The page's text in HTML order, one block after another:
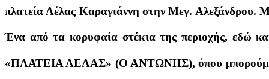
πλατεία Λέλας Καραγιάννη στην Μεγ.
Ένα από τα κορυφαία στέκια της περιοχής, εδώ
«ΠΛΑΤΕΙΑ ΛΕΛΑΣ» (Ο ΑΝΤΩΝΗΣ), όπου μπορούμε